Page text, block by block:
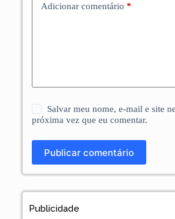
Adicionar comentário *
Salvar meu nome, e-mail e site
próxima vez que eu comentar.
Publicar comentário
Publicidade